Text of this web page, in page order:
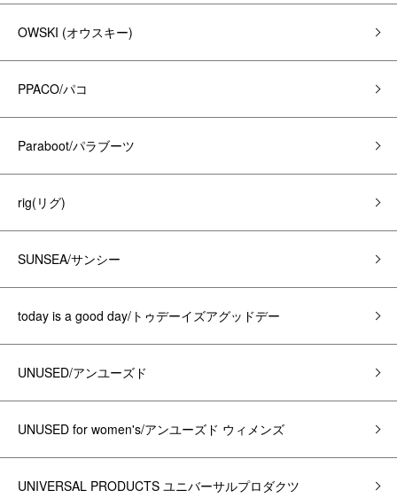
OWSKI (オウスキー)
PPACO/パコ
Paraboot/パラブーツ
rig(リグ)
SUNSEA/サンシー
today is a good day/トゥデーイズアグッドデー
UNUSED/アンユーズド
UNUSED for women's/アンユーズド ウィメンズ
UNIVERSAL PRODUCTS ユニバーサルプロダクツ